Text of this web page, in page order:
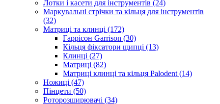
Лотки і касети для інструментів (24)
Маркувальні стрічки та кільця для інструментів
(32)
Матриці та клинці (172)
Гаррісон Garrison (30)
Кільця фіксатори щипці (13)
Клинці (27)
Матриці (82)
Матриці клинці та кільця Palodent (14)
Ножиці (47)
Пінцети (50)
Роторозширювачі (34)